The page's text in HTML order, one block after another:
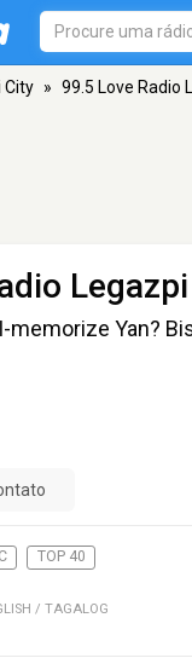
City » 99.5 Love Radio
memorize Yan?
TOP 40
/ TAGALOG